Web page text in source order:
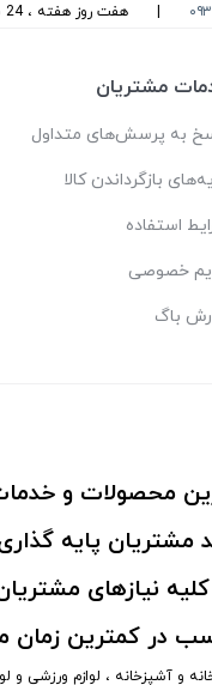
هفت روز هفته ، 24 ساعت شبانه روز پاسخگوی شما هستیم
مشتریان
به پرسش‌های متداول
بازگرداندن کالا
استفاده
خصوصی
باگ
محصولات و
پایه
نیازهای مشتریان
در کمترین
خانه و آشپزخانه ، لوازم